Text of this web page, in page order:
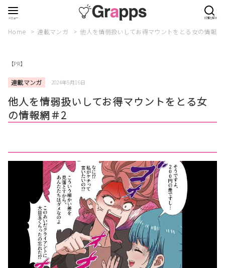
Home 連載マンガ 他人を情弱扱いしてお得マウントをとる女の情報網
【PR】
連載マンガ 2024年5月16日
他人を情弱扱いしてお得マウントをとる女
の情報網＃2